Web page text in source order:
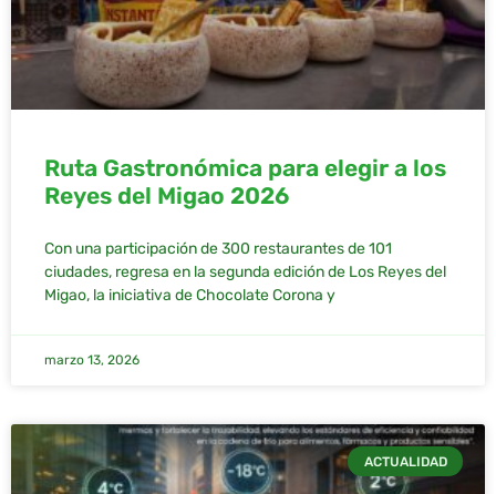
Ruta Gastronómica para elegir a los
Reyes del Migao 2026
Con una participación de 300 restaurantes de 101
ciudades, regresa en la segunda edición de Los Reyes del
Migao, la iniciativa de Chocolate Corona y
marzo 13, 2026
ACTUALIDAD